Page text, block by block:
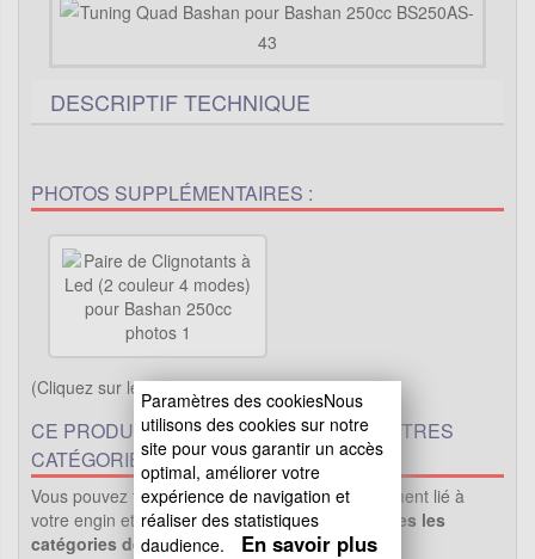
DESCRIPTIF TECHNIQUE
PHOTOS SUPPLÉMENTAIRES :
(Cliquez sur les images pour les agrandir)
CE PRODUIT EST PROPOSÉ DANS D'AUTRES
CATÉGORIES
Vous pouvez trouver ici le même produit directement lié à
votre engin et vérifier la compatibiliter..(
Voir toutes les
catégories de ce produit.. )
Paramètres des cookiesNous
utilisons des cookies sur notre
site pour vous garantir un accès
optimal, améliorer votre
expérience de navigation et
réaliser des statistiques
daudience.
En savoir plus